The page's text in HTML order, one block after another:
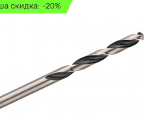
скидка: -20%